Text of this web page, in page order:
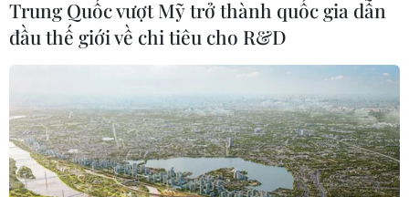
Nam Nhật Bản, sân bay Okinawa
phải đóng cửa
07/08/2026 09:10
Trung Quốc vượt Mỹ trở thành quốc gia dẫn
đầu thế giới về chi tiêu cho R&D